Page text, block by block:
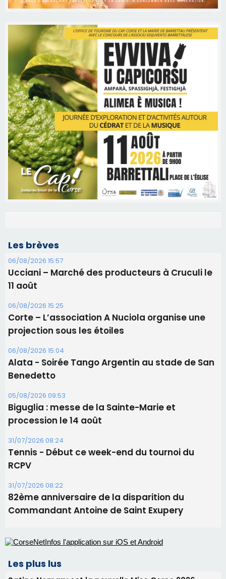
Les brèves
06/08/2026 15:57
Ucciani – Marché des producteurs à Cruculi le
11 août
06/08/2026 15:25
Corte – L’association A Nuciola organise une
projection sous les étoiles
06/08/2026 15:04
Alata - Soirée Tango Argentin au stade de San
Benedetto
05/08/2026 09:53
procession le 14 août
31/07/2026 08:24
Tennis - Début ce week-end du tournoi du